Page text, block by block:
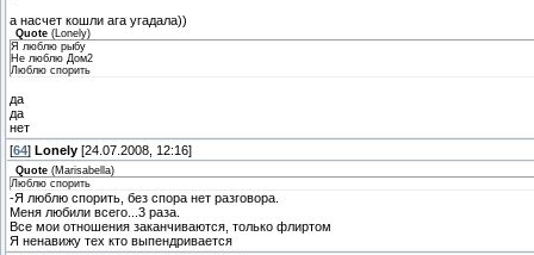
а насчет кошли ага угадала))
Quote (Lonely)
Я люблю рыбу
Не люблю Дом2
Люблю спорить
да
да
нет
[64] Lonely [24.07.2008, 12:16]
Quote (Marisabella)
Люблю спорить
-Я люблю спорить, без спора нет разговора.
Меня любили всего...3 раза.
Все мои отношения заканчиваются, только флиртом
Я ненавижу тех кто выпендривается